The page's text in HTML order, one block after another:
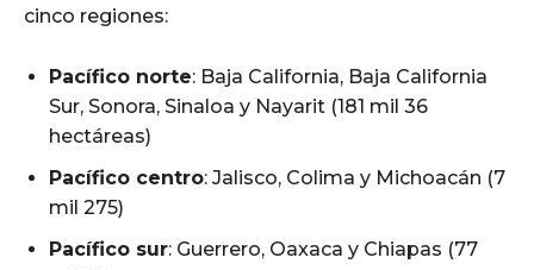
cinco regiones:
Pacífico norte: Baja California, Baja California
Sur, Sonora, Sinaloa y Nayarit (181 mil 36
hectáreas)
Pacífico centro: Jalisco, Colima y Michoacán (7
mil 275)
Pacífico sur: Guerrero, Oaxaca y Chiapas (77